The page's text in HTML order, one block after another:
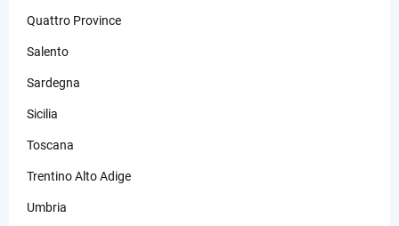
Quattro Province
Salento
Sardegna
Sicilia
Toscana
Trentino Alto Adige
Umbria